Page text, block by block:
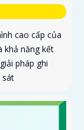
cao cấp của
khả năng kết
pháp ghi
sát